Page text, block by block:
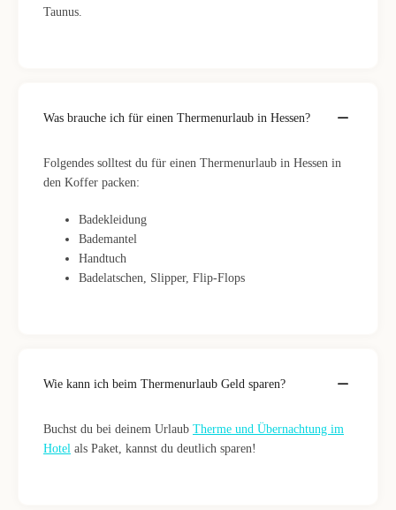
Taunus.
Was brauche ich für einen Thermenurlaub in Hessen?
Folgendes solltest du für einen Thermenurlaub in Hessen in
den Koffer packen:
Badekleidung
Bademantel
Handtuch
Badelatschen, Slipper, Flip-Flops
Wie kann ich beim Thermenurlaub Geld sparen?
Buchst du bei deinem Urlaub Therme und Übernachtung im
Hotel als Paket, kannst du deutlich sparen!